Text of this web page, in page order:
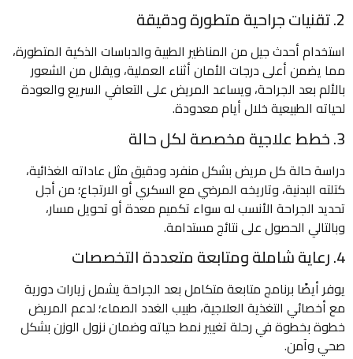
2. تقنيات جراحية متطورة ودقيقة
استخدام أحدث جيل من المناظير الطبية والدباسات الذكية المتطورة،
مما يضمن أعلى درجات الأمان أثناء العملية، ويقلل من الشعور
بالألم بعد الجراحة، ويساعد المريض على التعافي السريع والعودة
لحياته الطبيعية خلال أيام معدودة.
3. خطط علاجية مخصصة لكل حالة
دراسة حالة كل مريض بشكل منفرد ودقيق مثل عاداته الغذائية،
كتلته البدنية، وتاريخه المرضي مع السكري أو الارتجاع؛ من أجل
تحديد الجراحة الأنسب له سواء تكميم معدة أو تحويل مسار،
وبالتالي الحصول على نتائج مستدامة.
4. رعاية شاملة ومتابعة متعددة التخصصات
يوفر أيضًا برنامج متابعة متكامل بعد الجراحة يشمل زيارات دورية
مع أخصائي التغذية العلاجية، طبيب الغدد الصماء؛ لدعم المريض
خطوة بخطوة في رحلة تغيير نمط حياته وضمان نزول الوزن بشكل
صحي وآمن.